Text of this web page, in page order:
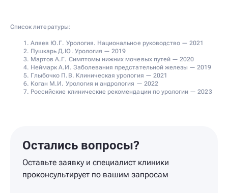
Список литературы:
Аляев Ю.Г. Урология. Национальное руководство — 2021
Пушкарь Д.Ю. Урология — 2019
Мартов А.Г. Симптомы нижних мочевых путей — 2020
Неймарк А.И. Заболевания предстательной железы — 2019
Глыбочко П.В. Клиническая урология — 2021
Коган М.И. Урология и андрология — 2022
Российские клинические рекомендации по урологии — 2023
Остались вопросы?
Оставьте заявку и специалист клиники
проконсультирует по вашим запросам